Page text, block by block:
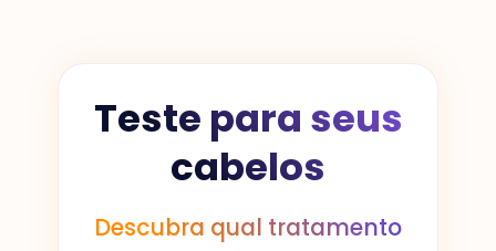
Teste para seus
cabelos
Descubra qual tratamento